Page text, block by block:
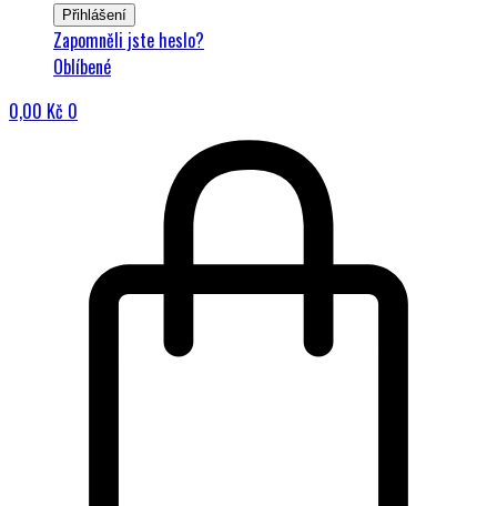
Přihlášení
Zapomněli jste heslo?
Oblíbené
0,00 Kč 0